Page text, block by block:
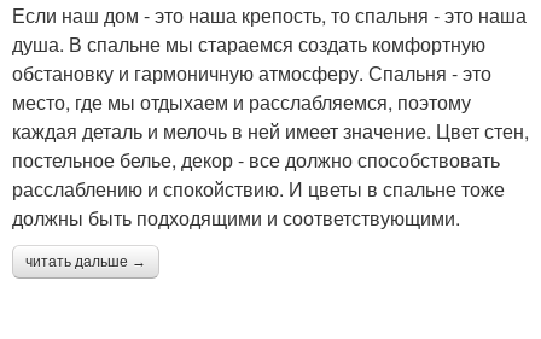
Если наш дом - это наша крепость, то спальня - это наша
душа. В спальне мы стараемся создать комфортную
обстановку и гармоничную атмосферу. Спальня - это
место, где мы отдыхаем и расслабляемся, поэтому
каждая деталь и мелочь в ней имеет значение. Цвет стен,
постельное белье, декор - все должно способствовать
расслаблению и спокойствию. И цветы в спальне тоже
должны быть подходящими и соответствующими.
читать дальше →